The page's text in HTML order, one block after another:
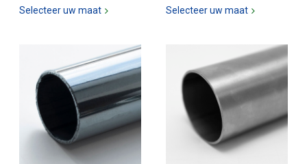
Selecteer uw maat Selecteer uw maat